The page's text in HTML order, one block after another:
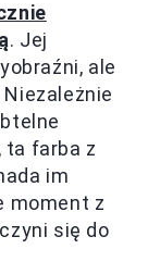
. Jej
ale
ta farba z
im
moment z
się do